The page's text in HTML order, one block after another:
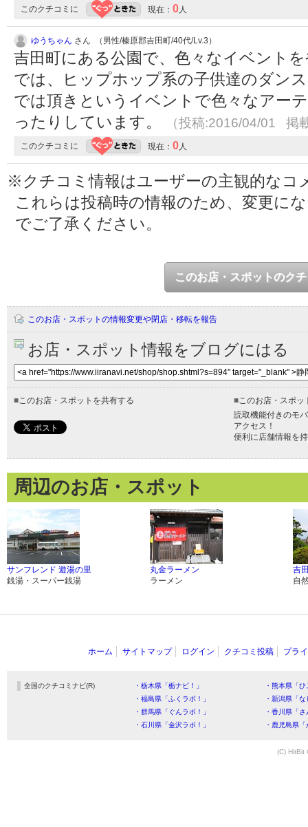
このクチコミに 現在： 0人
ゆうちゃん さん （男性/榛原郡吉田町/40代/Lv.3）
吉田町にある公園で、色々なイベント
では、ヒップホップ系の子供達のダン
では頂きというイベントで色々なアー
ったりしています。
（投稿:2016/04/01 掲
このクチコミに 現在： 0人
※クチコミ情報はユーザーの主観的なコ
これらは投稿時の情報のため、変更に
でご了承ください。
このお店・スポットのク
このお店・スポットの情報変更や閉店・移転を報告
お店・スポット情報をブログにはる
■このお店・スポットを共有する ■このお店・スポッ
読取機能付きのモ
アクセス！
便利に店舗情報を
周辺のお店・スポット
サンフレンド 遊湯の里
銭湯・スーパー銭湯
丸金ラーメン
ラーメン
吉
自
ホーム サイトマップ ログイン クチコミ投稿 プラ
全国のクチコミナビ(R) ・栃木県「栃ナビ！」
・熊本県「
・福島県「ふくラボ！」
・新潟県「
・群馬県「ぐんラボ！」
・香川県「
・石川県「金沢ラボ！」
・鹿児島県
(C) HitBit